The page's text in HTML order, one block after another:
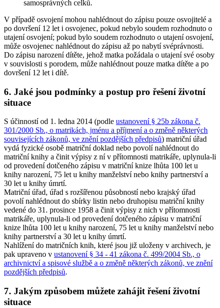
samosprávných celků.
V případě osvojení mohou nahlédnout do zápisu pouze osvojitelé a
po dovršení 12 let i osvojenec, pokud nebylo soudem rozhodnuto o
utajení osvojení; pokud bylo soudem rozhodnuto o utajení osvojení,
může osvojenec nahlédnout do zápisu až po nabytí svéprávnosti.
Do zápisu narození dítěte, jehož matka požádala o utajení své osoby
v souvislosti s porodem, může nahlédnout pouze matka dítěte a po
dovršení 12 let i dítě.
6. Jaké jsou podmínky a postup pro řešení životní
situace
S účinností od 1. ledna 2014 (podle ustanovení § 25b zákona č.
301/2000 Sb., o matrikách, jménu a příjmení a o změně některých
souvisejících zákonů, ve znění pozdějších předpisů) matriční úřad
vydá fyzické osobě matriční doklad nebo povolí nahlédnout do
matriční knihy a činit výpisy z ní v přítomnosti matrikáře, uplynula-li
od provedení dotčeného zápisu v matriční knize lhůta 100 let u
knihy narození, 75 let u knihy manželství nebo knihy partnerství a
30 let u knihy úmrtí.
Matriční úřad, úřad s rozšířenou působností nebo krajský úřad
povolí nahlédnout do sbírky listin nebo druhopisu matriční knihy
vedené do 31. prosince 1958 a činit výpisy z nich v přítomnosti
matrikáře, uplynula-li od provedení dotčeného zápisu v matriční
knize lhůta 100 let u knihy narození, 75 let u knihy manželství nebo
knihy partnerství a 30 let u knihy úmrtí.
Nahlížení do matričních knih, které jsou již uloženy v archivech, je
pak upraveno v ustanovení § 34 - 41 zákona č. 499/2004 Sb., o
archivnictví a spisové službě a o změně některých zákonů, ve znění
pozdějších předpisů.
7. Jakým způsobem můžete zahájit řešení životní
situace